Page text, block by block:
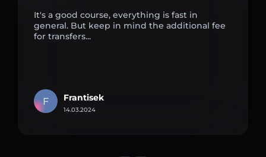
It's a good course, everything is fast in
general. But keep in mind the additional fee
for transfers...
F Frantisek
14.03.2024